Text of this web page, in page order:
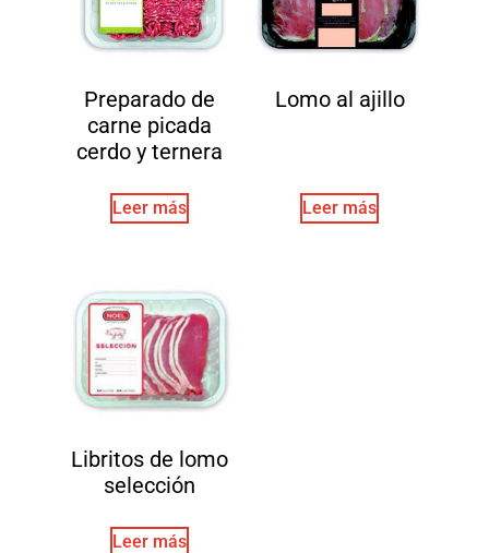
Preparado de
carne picada
cerdo y ternera
Leer más
Lomo al ajillo
Leer más
Libritos de lomo
selección
Leer más